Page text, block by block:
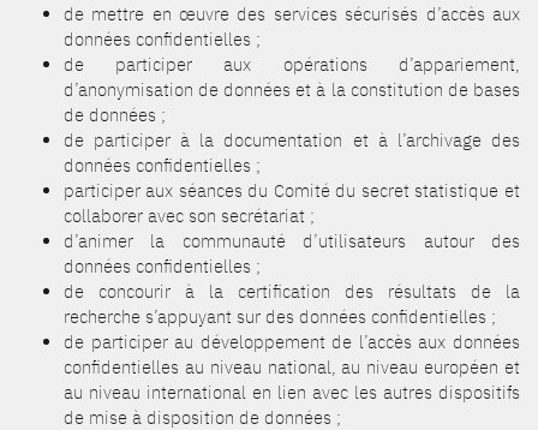
de mettre en œuvre des services sécurisés d’accès aux
données confidentielles ;
de participer aux opérations d’appariement,
d’anonymisation de données et à la constitution de bases
de données ;
de participer à la documentation et à l’archivage des
données confidentielles ;
participer aux séances du Comité du secret statistique et
collaborer avec son secrétariat ;
d’animer la communauté d’utilisateurs autour des
données confidentielles ;
de concourir à la certification des résultats de la
recherche s’appuyant sur des données confidentielles ;
de participer au développement de l’accès aux données
confidentielles au niveau national, au niveau européen et
au niveau international en lien avec les autres dispositifs
de mise à disposition de données ;